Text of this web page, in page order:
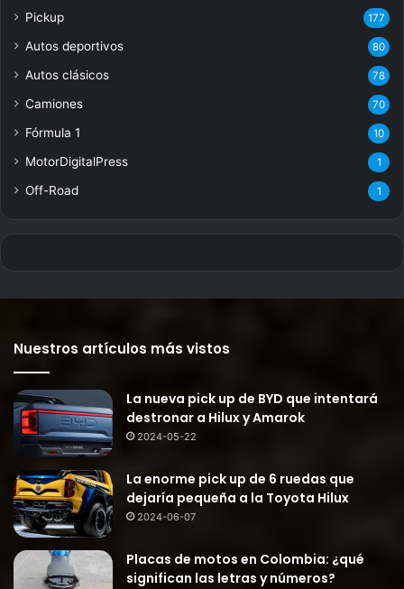
Pickup 177
Autos deportivos 80
Autos clásicos 78
Camiones 70
Fórmula 1 10
MotorDigitalPress 1
Off-Road 1
Nuestros artículos más vistos
La nueva pick up de BYD que intentará
destronar a Hilux y Amarok
2024-05-22
La enorme pick up de 6 ruedas que
dejaría pequeña a la Toyota Hilux
2024-06-07
Placas de motos en Colombia: ¿qué
significan las letras y números?